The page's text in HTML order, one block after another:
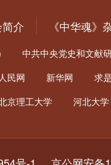
介 《中华魂》
中共中央党史和文献
人民网 新华网 求
京理工大学 河北大学